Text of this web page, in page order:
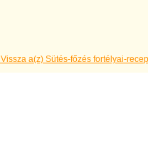
Vissza a(z) Sütés-főzés fortélyai-